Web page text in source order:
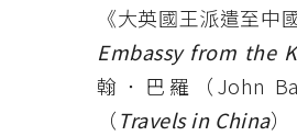
《大英國王派遣至中
Embassy from the
翰．巴羅（John
（Travels in China）